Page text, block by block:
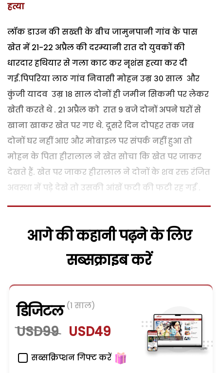
हत्या
लॉक डाउन की सख्ती के बीच जामुनपानी गांव के पास
खेत में 21-22 अप्रैल की दरम्यानी रात दो युवकों की
धारदार हथियार से गला काट कर नृशंस हत्या कर दी
गई.पिपरिया लाठ गांव निवासी मोहन उम्र 30 साल और
कुंजी यादव उम्र 18 साल दोनों ही जमीन सिकमी पर लेकर
खेती करते थे . 21 अप्रैल को रात 9 बजे दोनों अपने घरों से
खाना खाकर खेत पर गए थे. दूसरे दिन दोपहर तक जब
दोनों घर नहीं आए और मोबाइल पर संपर्क नहीं हुआ तो
मोहन के पिता हीरालाल ने खेत सोचा कि खेत पर जाकर
देखते हैं. खेत पर जाकर हीरालाल ने दोनों के शव रक्त रंजित
अवस्था में पड़े देखे तो उसकी आंखें फटी की फटी रह गईं .
आगे की कहानी पढ़ने के लिए
सब्सक्राइब करें
डिजिटल (1 साल)
USD99 USD49
सब्सक्रिप्शन गिफ्ट करें